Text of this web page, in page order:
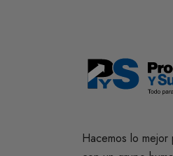
Hacemos lo